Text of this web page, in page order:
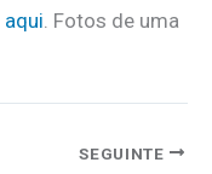
aqui. Fotos de uma
SEGUINTE